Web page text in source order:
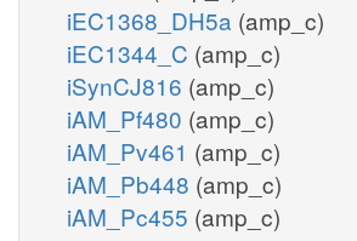
iEC1368_DH5a (amp_c)
iEC1344_C (amp_c)
iSynCJ816 (amp_c)
iAM_Pf480 (amp_c)
iAM_Pv461 (amp_c)
iAM_Pb448 (amp_c)
iAM_Pc455 (amp_c)